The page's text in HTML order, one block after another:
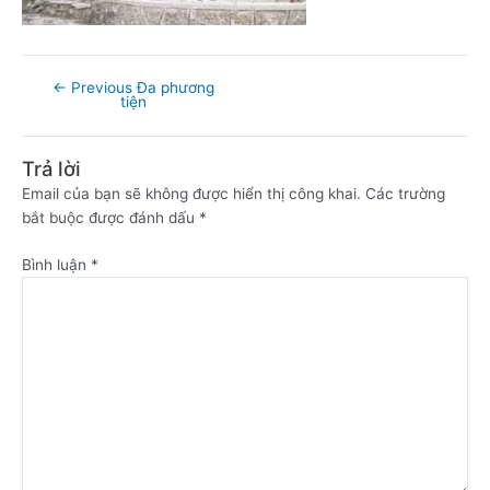
← Previous Đa phương
tiện
Trả lời
Email của bạn sẽ không được hiển thị công khai. Các trường
bắt buộc được đánh dấu *
Bình luận *